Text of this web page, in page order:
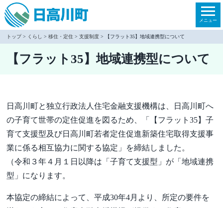
本
文
メニュー
トップ> くらし >移住・定住 >支援制度 > 【フラット35】地域連携型について
【フラット35】地域連携型について
日高川町と独立行政法人住宅金融支援機構は、日高川町へ
の子育て世帯の定住促進を図るため、「【フラット35】子
育て支援型及び日高川町若者定住促進新築住宅取得支援事
業に係る相互協力に関する協定」を締結しました。
（令和３年４月１日以降は「子育て支援型」が「地域連携
型」になります。
本協定の締結によって、平成30年4月より、所定の要件を